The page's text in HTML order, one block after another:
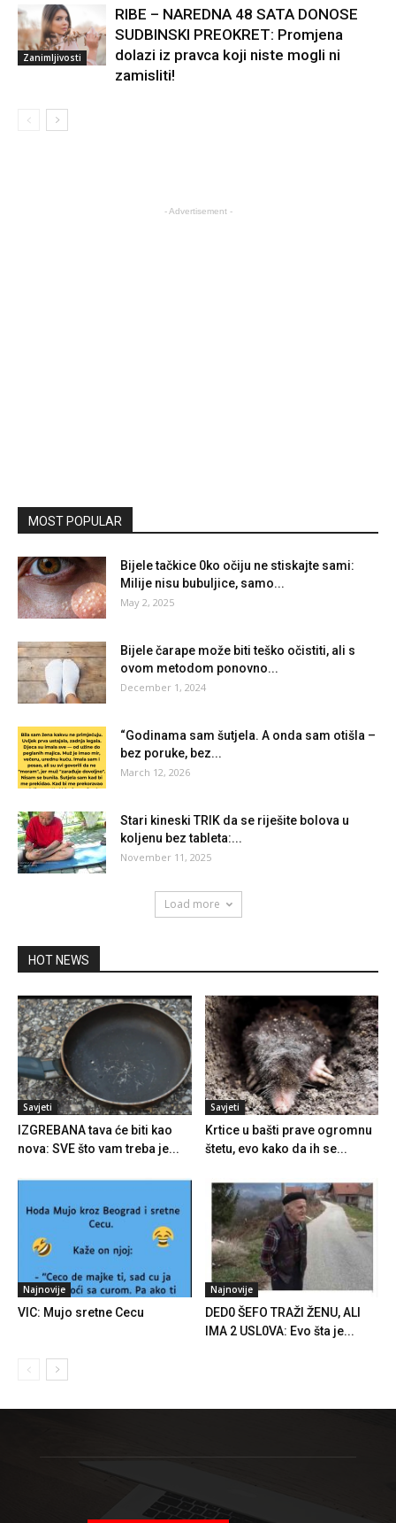
Zanimljivosti
RIBE – NAREDNA 48 SATA DONOSE
SUDBINSKI PREOKRET: Promjena
dolazi iz pravca koji niste mogli ni
zamisliti!
- Advertisement -
MOST POPULAR
Bijele tačkice 0ko očiju ne stiskajte sami:
Milije nisu bubuljice, samo...
May 2, 2025
Bijele čarape može biti teško očistiti, ali s
ovom metodom ponovno...
December 1, 2024
“Godinama sam šutjela. A onda sam otišla –
bez poruke, bez...
March 12, 2026
Stari kineski TRIK da se riješite bolova u
koljenu bez tableta:...
November 11, 2025
Load more
HOT NEWS
Savjeti
IZGREBANA tava će biti kao
nova: SVE što vam treba je...
Savjeti
Krtice u bašti prave ogromnu
štetu, evo kako da ih se...
Najnovije
VIC: Mujo sretne Cecu
Najnovije
DED0 ŠEFO TRAŽI ŽENU, ALI
IMA 2 USL0VA: Evo šta je...